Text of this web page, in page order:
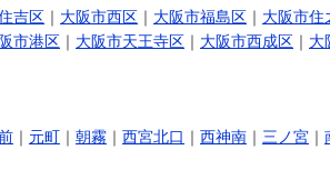
吉区 ｜ 大阪市西区 ｜ 大阪市福島区 ｜ 大阪市住
市港区 ｜ 大阪市天王寺区 ｜ 大阪市西成区 ｜ 大
｜ 元町 ｜ 朝霧 ｜ 西宮北口 ｜ 西神南 ｜ 三ノ宮 ｜